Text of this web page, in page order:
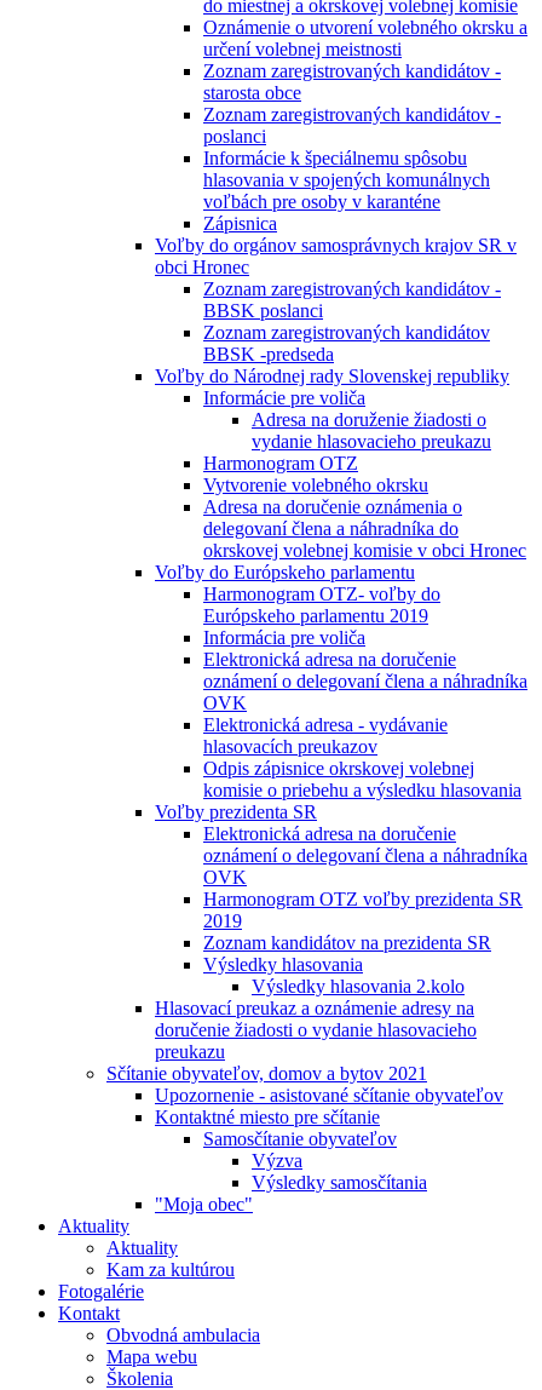
do miestnej a okrskovej volebnej komisie
Oznámenie o utvorení volebného okrsku a
určení volebnej meistnosti
Zoznam zaregistrovaných kandidátov -
starosta obce
Zoznam zaregistrovaných kandidátov -
poslanci
Informácie k špeciálnemu spôsobu
hlasovania v spojených komunálnych
voľbách pre osoby v karanténe
Zápisnica
Voľby do orgánov samosprávnych krajov SR v
obci Hronec
Zoznam zaregistrovaných kandidátov -
BBSK poslanci
Zoznam zaregistrovaných kandidátov
BBSK -predseda
Voľby do Národnej rady Slovenskej republiky
Informácie pre voliča
Adresa na doruženie žiadosti o
vydanie hlasovacieho preukazu
Harmonogram OTZ
Vytvorenie volebného okrsku
Adresa na doručenie oznámenia o
delegovaní člena a náhradníka do
okrskovej volebnej komisie v obci Hronec
Voľby do Európskeho parlamentu
Harmonogram OTZ- voľby do
Európskeho parlamentu 2019
Informácia pre voliča
Elektronická adresa na doručenie
oznámení o delegovaní člena a náhradníka
OVK
Elektronická adresa - vydávanie
hlasovacích preukazov
Odpis zápisnice okrskovej volebnej
komisie o priebehu a výsledku hlasovania
Voľby prezidenta SR
Elektronická adresa na doručenie
oznámení o delegovaní člena a náhradníka
OVK
Harmonogram OTZ voľby prezidenta SR
2019
Zoznam kandidátov na prezidenta SR
Výsledky hlasovania
Výsledky hlasovania 2.kolo
Hlasovací preukaz a oznámenie adresy na
doručenie žiadosti o vydanie hlasovacieho
preukazu
Sčítanie obyvateľov, domov a bytov 2021
Upozornenie - asistované sčítanie obyvateľov
Kontaktné miesto pre sčítanie
Samosčítanie obyvateľov
Výzva
Výsledky samosčítania
"Moja obec"
Aktuality
Aktuality
Kam za kultúrou
Fotogalérie
Kontakt
Obvodná ambulacia
Mapa webu
Školenia